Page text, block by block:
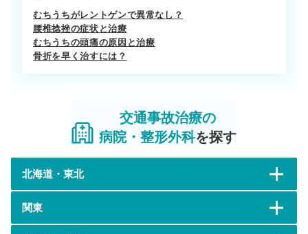
むちうちがレントゲンで異常なし？
腰椎捻挫の症状と治療
むちうちの頭痛の原因と治療
骨折を早く治すには？
交通事故治療の
病院・整形外科を探す
北海道・東北
関東